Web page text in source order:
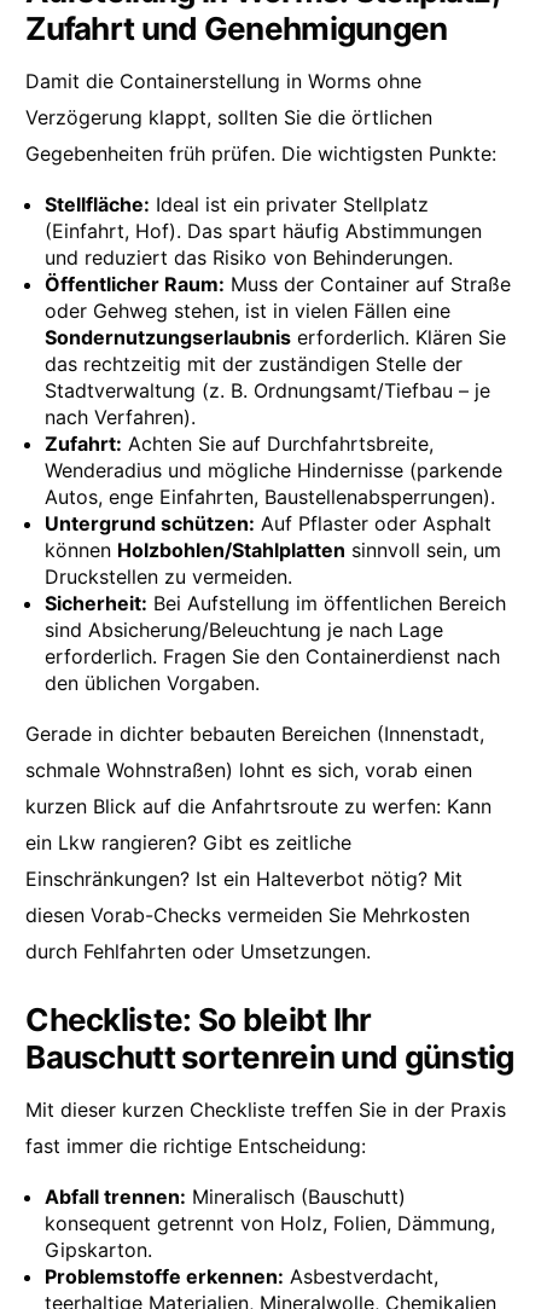
Zufahrt und Genehmigungen
Damit die Containerstellung in Worms ohne
Verzögerung klappt, sollten Sie die örtlichen
Gegebenheiten früh prüfen. Die wichtigsten Punkte:
Stellfläche: Ideal ist ein privater Stellplatz
(Einfahrt, Hof). Das spart häufig Abstimmungen
und reduziert das Risiko von Behinderungen.
Öffentlicher Raum: Muss der Container auf Straße
oder Gehweg stehen, ist in vielen Fällen eine
Sondernutzungserlaubnis erforderlich. Klären Sie
das rechtzeitig mit der zuständigen Stelle der
Stadtverwaltung (z. B. Ordnungsamt/Tiefbau – je
nach Verfahren).
Zufahrt: Achten Sie auf Durchfahrtsbreite,
Wenderadius und mögliche Hindernisse (parkende
Autos, enge Einfahrten, Baustellenabsperrungen).
Untergrund schützen: Auf Pflaster oder Asphalt
können Holzbohlen/Stahlplatten sinnvoll sein, um
Druckstellen zu vermeiden.
Sicherheit: Bei Aufstellung im öffentlichen Bereich
sind Absicherung/Beleuchtung je nach Lage
erforderlich. Fragen Sie den Containerdienst nach
den üblichen Vorgaben.
Gerade in dichter bebauten Bereichen (Innenstadt,
schmale Wohnstraßen) lohnt es sich, vorab einen
kurzen Blick auf die Anfahrtsroute zu werfen: Kann
ein Lkw rangieren? Gibt es zeitliche
Einschränkungen? Ist ein Halteverbot nötig? Mit
diesen Vorab-Checks vermeiden Sie Mehrkosten
durch Fehlfahrten oder Umsetzungen.
Checkliste: So bleibt Ihr
Bauschutt sortenrein und günstig
Mit dieser kurzen Checkliste treffen Sie in der Praxis
fast immer die richtige Entscheidung:
Abfall trennen: Mineralisch (Bauschutt)
konsequent getrennt von Holz, Folien, Dämmung,
Gipskarton.
Problemstoffe erkennen: Asbestverdacht,
teerhaltige Materialien, Mineralwolle, Chemikalien